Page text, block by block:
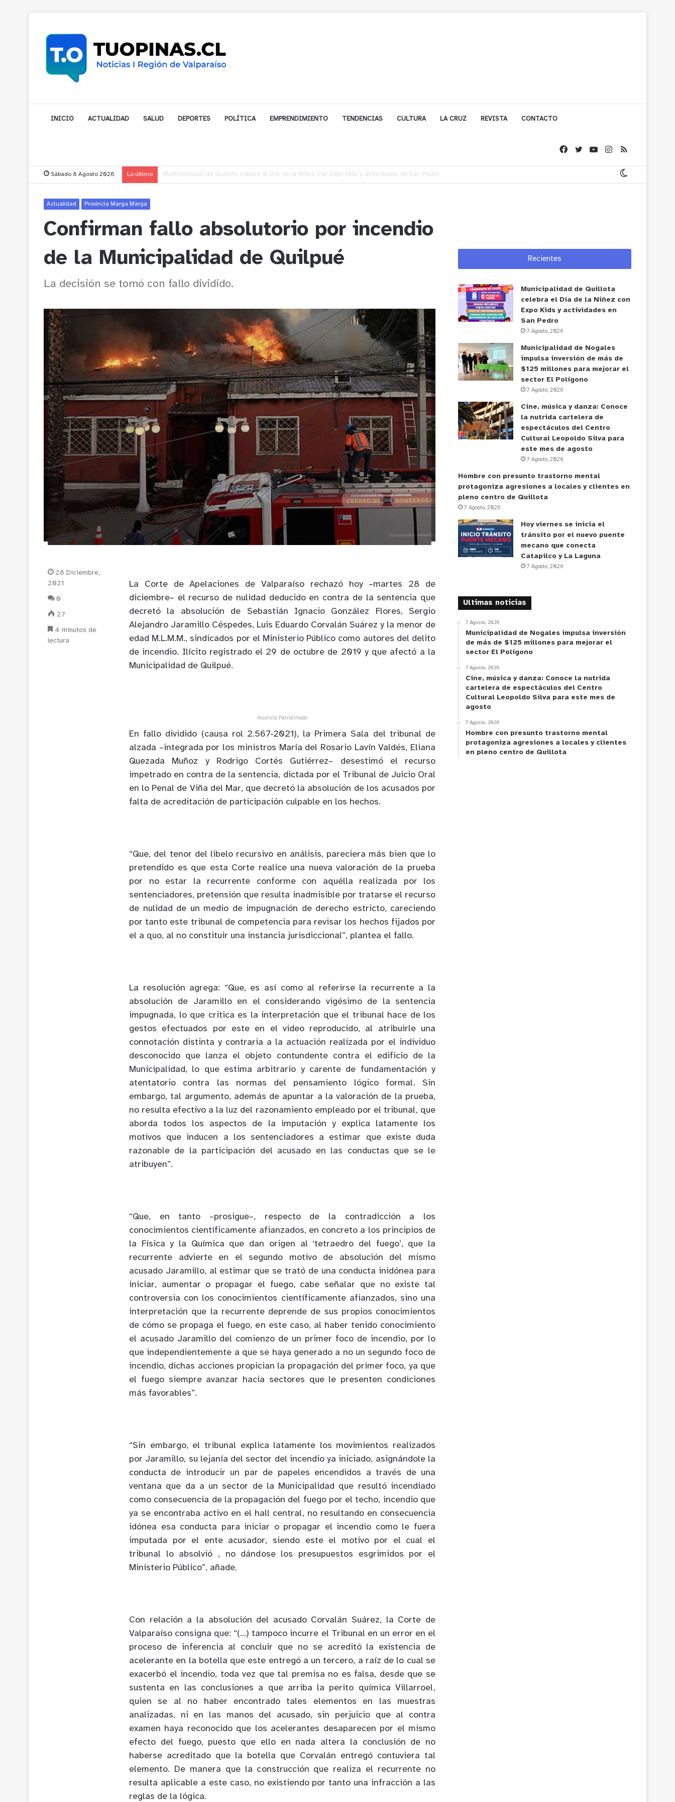
INICIO ACTUALIDAD SALUD DEPORTES POLÍTICA EMPRENDIMIENTO TENDENCIAS CULTURA LA CRUZ REVISTA CONTACTO
Sábado 8 Agosto 2026 Lo último Municipalidad de Nogales impulsa inversión de más de $125 millones para mejorar el sector El Polígono
Actualidad Provincia Marga Marga
Confirman fallo absolutorio por incendio
de la Municipalidad de Quilpué
La decisión se tomó con fallo dividido.
La Corte de Apelaciones de Valparaíso rechazó hoy –martes 28 de
diciembre– el recurso de nulidad deducido en contra de la sentencia que
decretó la absolución de Sebastián Ignacio González Flores, Sergio
Alejandro Jaramillo Céspedes, Luis Eduardo Corvalán Suárez y la menor de
edad M.L.M.M., sindicados por el Ministerio Público como autores del delito
de incendio. Ilícito registrado el 29 de octubre de 2019 y que afectó a la
Municipalidad de Quilpué.
Anuncio Patrocinado
En fallo dividido (causa rol 2.567-2021), la Primera Sala del tribunal de
alzada –integrada por los ministros María del Rosario Lavín Valdés, Eliana
Quezada Muñoz y Rodrigo Cortés Gutiérrez– desestimó el recurso
impetrado en contra de la sentencia, dictada por el Tribunal de Juicio Oral
en lo Penal de Viña del Mar, que decretó la absolución de los acusados por
falta de acreditación de participación culpable en los hechos.
“Que, del tenor del libelo recursivo en análisis, pareciera más bien que lo
pretendido es que esta Corte realice una nueva valoración de la prueba
por no estar la recurrente conforme con aquélla realizada por los
sentenciadores, pretensión que resulta inadmisible por tratarse el recurso
de nulidad de un medio de impugnación de derecho estricto, careciendo
por tanto este tribunal de competencia para revisar los hechos fijados por
el a quo, al no constituir una instancia jurisdiccional”, plantea el fallo.
La resolución agrega: “Que, es así como al referirse la recurrente a la
absolución de Jaramillo en el considerando vigésimo de la sentencia
impugnada, lo que critica es la interpretación que el tribunal hace de los
gestos efectuados por este en el video reproducido, al atribuirle una
connotación distinta y contraria a la actuación realizada por el individuo
desconocido que lanza el objeto contundente contra el edificio de la
Municipalidad, lo que estima arbitrario y carente de fundamentación y
atentatorio contra las normas del pensamiento lógico formal. Sin
embargo, tal argumento, además de apuntar a la valoración de la prueba,
no resulta efectivo a la luz del razonamiento empleado por el tribunal, que
aborda todos los aspectos de la imputación y explica latamente los
motivos que inducen a los sentenciadores a estimar que existe duda
razonable de la participación del acusado en las conductas que se le
atribuyen”.
“Que, en tanto –prosigue–, respecto de la contradicción a los
conocimientos científicamente afianzados, en concreto a los principios de
la Física y la Química que dan origen al ‘tetraedro del fuego’, que la
recurrente advierte en el segundo motivo de absolución del mismo
acusado Jaramillo, al estimar que se trató de una conducta inidónea para
iniciar, aumentar o propagar el fuego, cabe señalar que no existe tal
controversia con los conocimientos científicamente afianzados, sino una
interpretación que la recurrente deprende de sus propios conocimientos
de cómo se propaga el fuego, en este caso, al haber tenido conocimiento
el acusado Jaramillo del comienzo de un primer foco de incendio, por lo
que independientemente a que se haya generado a no un segundo foco de
incendio, dichas acciones propician la propagación del primer foco, ya que
el fuego siempre avanzar hacia sectores que le presenten condiciones
más favorables”.
“Sin embargo, el tribunal explica latamente los movimientos realizados
por Jaramillo, su lejanía del sector del incendio ya iniciado, asignándole la
conducta de introducir un par de papeles encendidos a través de una
ventana que da a un sector de la Municipalidad que resultó incendiado
como consecuencia de la propagación del fuego por el techo, incendio que
ya se encontraba activo en el hall central, no resultando en consecuencia
idónea esa conducta para iniciar o propagar el incendio como le fuera
imputada por el ente acusador, siendo este el motivo por el cual el
tribunal lo absolvió , no dándose los presupuestos esgrimidos por el
Ministerio Público”, añade.
Con relación a la absolución del acusado Corvalán Suárez, la Corte de
Valparaíso consigna que: “(…) tampoco incurre el Tribunal en un error en el
proceso de inferencia al concluir que no se acreditó la existencia de
acelerante en la botella que este entregó a un tercero, a raíz de lo cual se
exacerbó el incendio, toda vez que tal premisa no es falsa, desde que se
sustenta en las conclusiones a que arriba la perito química Villarroel,
quien se al no haber encontrado tales elementos en las muestras
analizadas, ni en las manos del acusado, sin perjuicio que al contra
examen haya reconocido que los acelerantes desaparecen por el mismo
efecto del fuego, puesto que ello en nada altera la conclusión de no
haberse acreditado que la botella que Corvalán entregó contuviera tal
elemento. De manera que la construcción que realiza el recurrente no
resulta aplicable a este caso, no existiendo por tanto una infracción a las
reglas de la lógica.
28 Diciembre,
2021
0
27
4 minutos de
lectura
Recientes
Municipalidad de Quillota
celebra el Día de la Niñez con
Expo Kids y actividades en
San Pedro
7 Agosto, 2026
Municipalidad de Nogales
impulsa inversión de más de
$125 millones para mejorar el
sector El Polígono
7 Agosto, 2026
Cine, música y danza: Conoce
la nutrida cartelera de
espectáculos del Centro
Cultural Leopoldo Silva para
este mes de agosto
7 Agosto, 2026
Hombre con presunto trastorno mental
protagoniza agresiones a locales y clientes en
pleno centro de Quillota
7 Agosto, 2026
Hoy viernes se inicia el
tránsito por el nuevo puente
mecano que conecta
Catapilco y La Laguna
7 Agosto, 2026
Ultimas noticias
7 Agosto, 2026
Municipalidad de Nogales impulsa inversión
de más de $125 millones para mejorar el
sector El Polígono
7 Agosto, 2026
Cine, música y danza: Conoce la nutrida
cartelera de espectáculos del Centro
Cultural Leopoldo Silva para este mes de
agosto
7 Agosto, 2026
Hombre con presunto trastorno mental
protagoniza agresiones a locales y clientes
en pleno centro de Quillota